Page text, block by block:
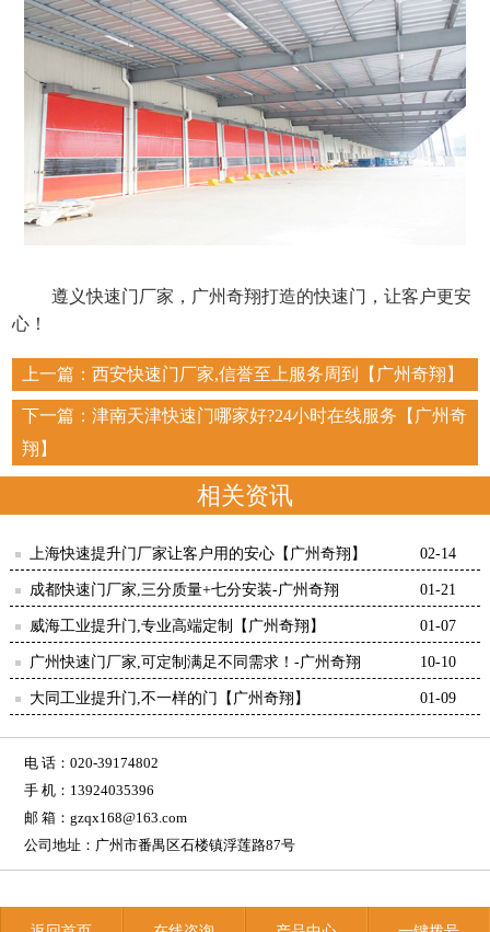
遵义快速门厂家，广州奇翔打造的快速门，让客户更安
心！
上一篇： 西安快速门厂家,信誉至上服务周到【广州奇翔】
下一篇： 津南天津快速门哪家好?24小时在线服务【广州奇
翔】
相关资讯
上海快速提升门厂家让客户用的安心【广州奇翔】 02-14
成都快速门厂家,三分质量+七分安装-广州奇翔 01-21
威海工业提升门,专业高端定制【广州奇翔】 01-07
广州快速门厂家,可定制满足不同需求！-广州奇翔 10-10
大同工业提升门,不一样的门【广州奇翔】 01-09
电 话：020-39174802
手 机：13924035396
邮 箱：gzqx168@163.com
公司地址：广州市番禺区石楼镇浮莲路87号